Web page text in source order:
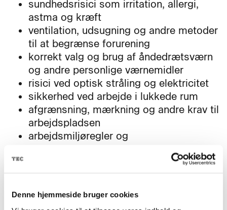
Denne hjemmeside bruger cookies
sundhedsrisici som irritation, allergi,
astma og kræft
ventilation, udsugning og andre metoder
til at begrænse forurening
korrekt valg og brug af åndedrætsværn
og andre personlige værnemidler
risici ved optisk stråling og elektricitet
sikkerhed ved arbejde i lukkede rum
afgrænsning, mærkning og andre krav til
arbejdspladsen
arbejdsmiljøregler og